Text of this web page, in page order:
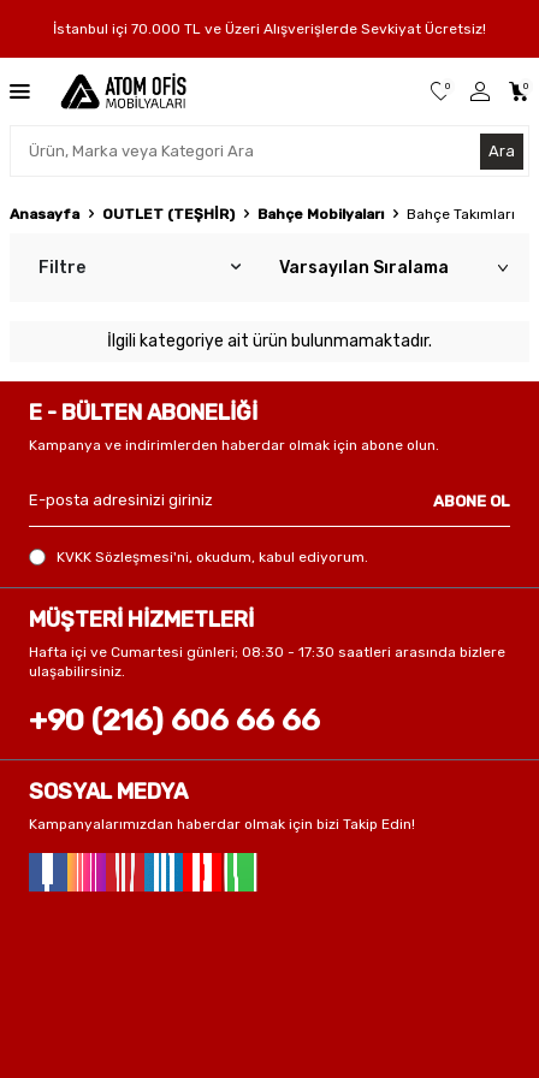
İstanbul içi 70.000 TL ve Üzeri Alışverişlerde Sevkiyat Ücretsiz!
Ara
0 0
Anasayfa OUTLET (TEŞHİR) Bahçe Mobilyaları Bahçe Takımları
Filtre
İlgili kategoriye ait ürün bulunmamaktadır.
MÜŞTERİ HİZMETLERİ
Hafta içi ve Cumartesi günleri; 08:30 - 17:30 saatleri arasında bizlere
ulaşabilirsiniz.
+90 (216) 606 66 66
E - BÜLTEN ABONELİĞİ
Kampanya ve indirimlerden haberdar olmak için abone olun.
ABONE OL
KVKK Sözleşmesi'ni, okudum, kabul ediyorum.
SOSYAL MEDYA
Kampanyalarımızdan haberdar olmak için bizi Takip Edin!